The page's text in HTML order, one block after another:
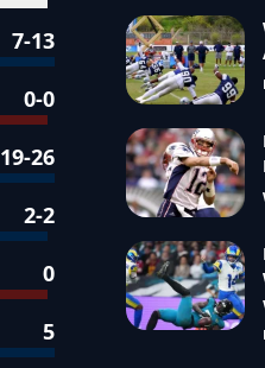
7-13
0-0
19-26
2-2
0
5